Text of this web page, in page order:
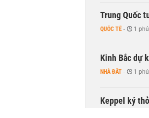
Trung Quốc
QUỐC TẾ - 1
Kinh Bắc dự
NHÀ ĐẤT - 1
Keppel ký